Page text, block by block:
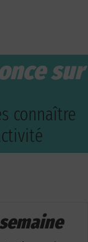
sur
connaître